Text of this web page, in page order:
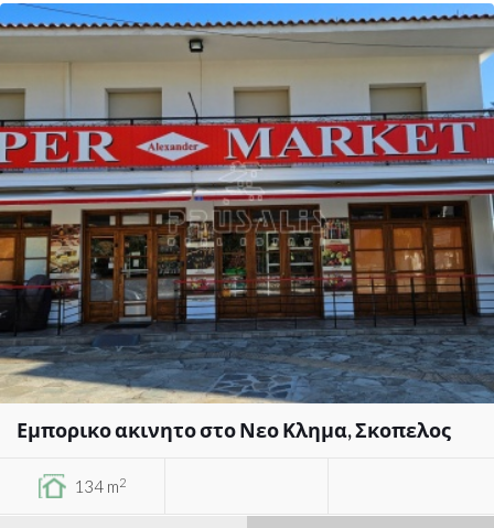
Εμπορικο ακινητο στο Νεο Κλημα, Σκοπελος
134 m2